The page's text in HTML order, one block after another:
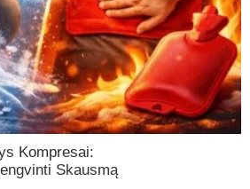
Kompresai:
Skausmą